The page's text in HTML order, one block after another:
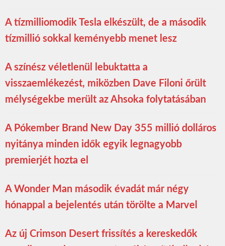
A tízmilliomodik Tesla elkészült, de a második
tízmillió sokkal keményebb menet lesz
A színész véletlenül lebuktatta a
visszaemlékezést, miközben Dave Filoni őrült
mélységekbe merült az Ahsoka folytatásában
A Pókember Brand New Day 355 millió dolláros
nyitánya minden idők egyik legnagyobb
premierjét hozta el
A Wonder Man második évadát már négy
hónappal a bejelentés után törölte a Marvel
Az új Crimson Desert frissítés a kereskedők